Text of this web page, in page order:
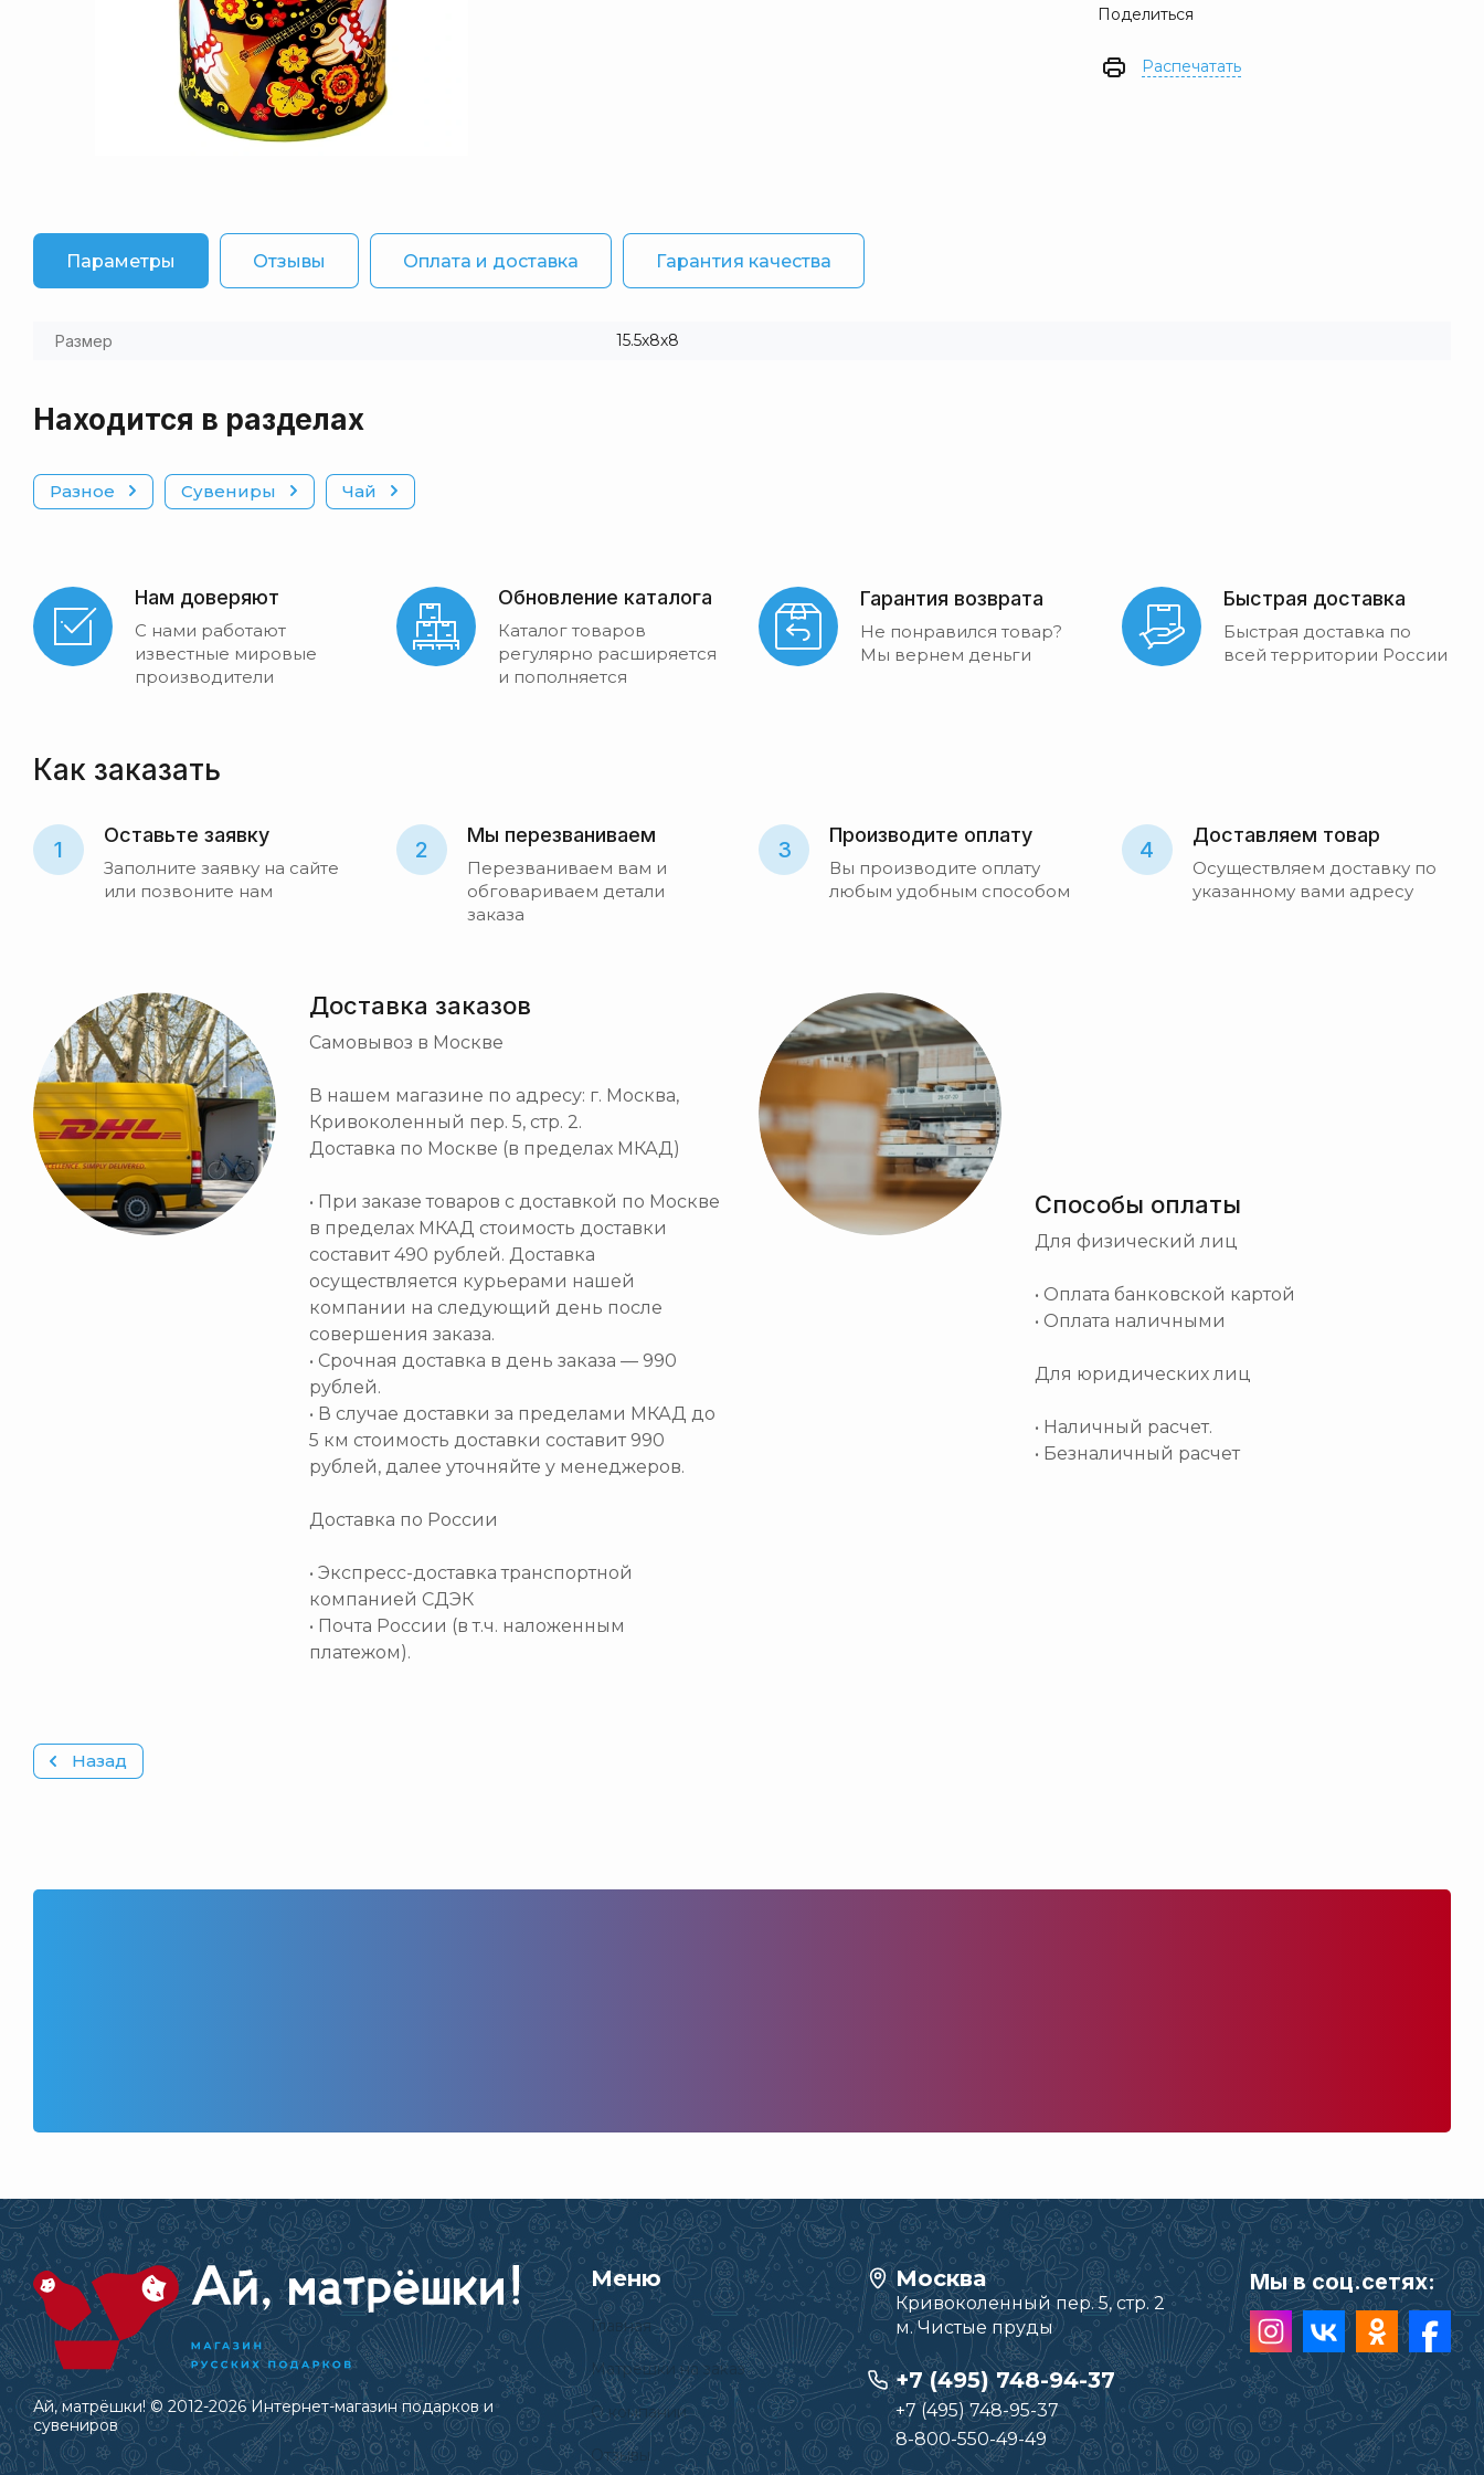
Поделиться
Распечатать
Параметры Отзывы Оплата и доставка Гарантия качества
Размер 15.5х8х8
Находится в разделах
Разное Сувениры Чай
Нам доверяют
С нами работают
известные мировые
производители
Обновление каталога
Каталог товаров
регулярно расширяется
и пополняется
Гарантия возврата
Не понравился товар?
Мы вернем деньги
Быстрая доставка
Быстрая доставка по
всей территории России
Как заказать
1
Оставьте заявку
Заполните заявку на сайте
или позвоните нам
2
Мы перезваниваем
Перезваниваем вам и
обговариваем детали
заказа
3
Производите оплату
Вы производите оплату
любым удобным способом
4
Доставляем товар
Осуществляем доставку по
указанному вами адресу
Доставка заказов
Самовывоз в Москве
В нашем магазине по адресу: г. Москва,
Кривоколенный пер. 5, стр. 2.
Доставка по Москве (в пределах МКАД)
• При заказе товаров с доставкой по Москве
в пределах МКАД стоимость доставки
составит 490 рублей. Доставка
осуществляется курьерами нашей
компании на следующий день после
совершения заказа.
• Срочная доставка в день заказа — 990
рублей.
• В случае доставки за пределами МКАД до
5 км стоимость доставки составит 990
рублей, далее уточняйте у менеджеров.
Доставка по России
• Экспресс-доставка транспортной
компанией СДЭК
• Почта России (в т.ч. наложенным
платежом).
Способы оплаты
Для физический лиц
• Оплата банковской картой
• Оплата наличными
Для юридических лиц
• Наличный расчет.
• Безналичный расчет
Назад
Ай, матрёшки! © 2012-2026 Интернет-магазин подарков и
сувениров
Меню
Главная
Матрешки на заказ
О компании
Отзывы
Москва
Кривоколенный пер. 5, стр. 2
м. Чистые пруды
+7 (495) 748-94-37
+7 (495) 748-95-37
8-800-550-49-49
Мы в соц.сетях: